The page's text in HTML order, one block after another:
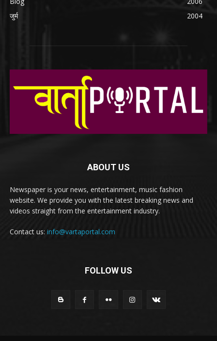
जुर्म
2004
ABOUT US
Newspaper is your news, entertainment, music fashion
website. We provide you with the latest breaking news and
videos straight from the entertainment industry.
Contact us: info@vartaportal.com
FOLLOW US